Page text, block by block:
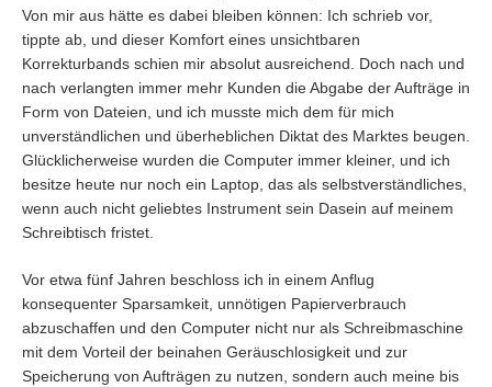
Von mir aus hätte es dabei bleiben können: Ich schrieb vor,
tippte ab, und dieser Komfort eines unsichtbaren
Korrekturbands schien mir absolut ausreichend. Doch nach und
nach verlangten immer mehr Kunden die Abgabe der Aufträge in
Form von Dateien, und ich musste mich dem für mich
unverständlichen und überheblichen Diktat des Marktes beugen.
Glücklicherweise wurden die Computer immer kleiner, und ich
besitze heute nur noch ein Laptop, das als selbstverständliches,
wenn auch nicht geliebtes Instrument sein Dasein auf meinem
Schreibtisch fristet.
Vor etwa fünf Jahren beschloss ich in einem Anflug
konsequenter Sparsamkeit, unnötigen Papierverbrauch
abzuschaffen und den Computer nicht nur als Schreibmaschine
mit dem Vorteil der beinahen Geräuschlosigkeit und zur
Speicherung von Aufträgen zu nutzen, sondern auch meine bis